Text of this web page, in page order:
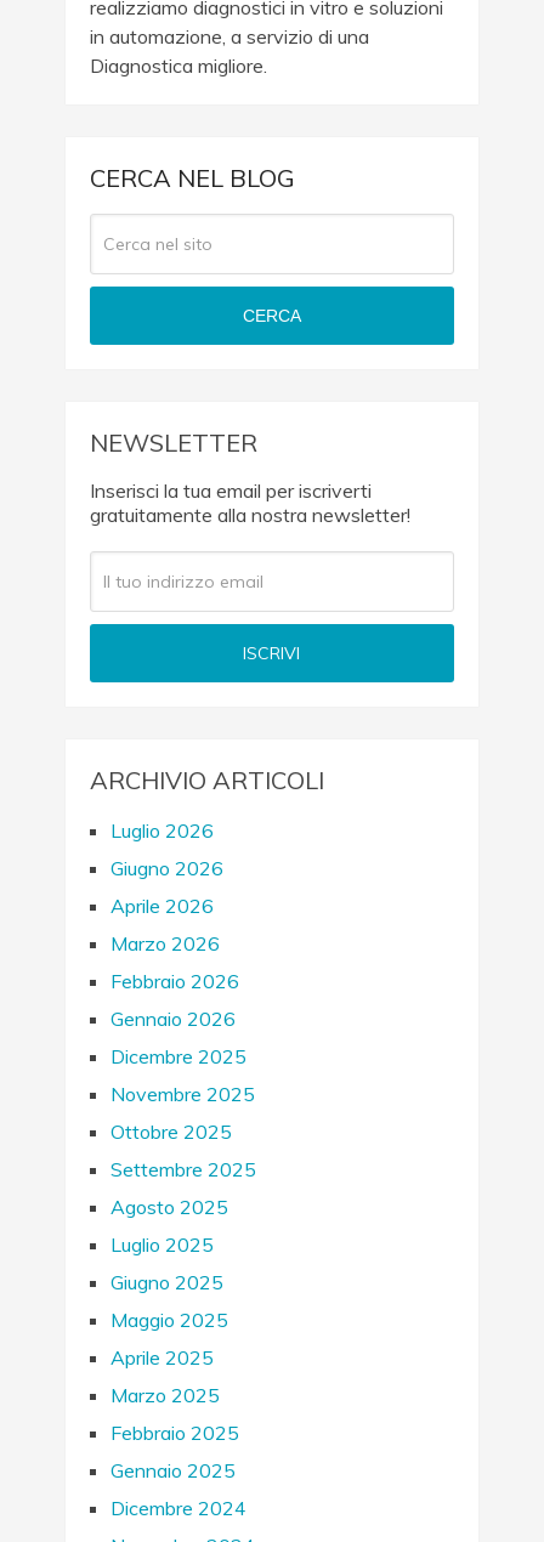
realizziamo diagnostici in vitro e soluzioni
in automazione, a servizio di una
Diagnostica migliore.
CERCA NEL BLOG
CERCA
NEWSLETTER
Inserisci la tua email per iscriverti
gratuitamente alla nostra newsletter!
ARCHIVIO ARTICOLI
Luglio 2026
Giugno 2026
Aprile 2026
Marzo 2026
Febbraio 2026
Gennaio 2026
Dicembre 2025
Novembre 2025
Ottobre 2025
Settembre 2025
Agosto 2025
Luglio 2025
Giugno 2025
Maggio 2025
Aprile 2025
Marzo 2025
Febbraio 2025
Gennaio 2025
Dicembre 2024